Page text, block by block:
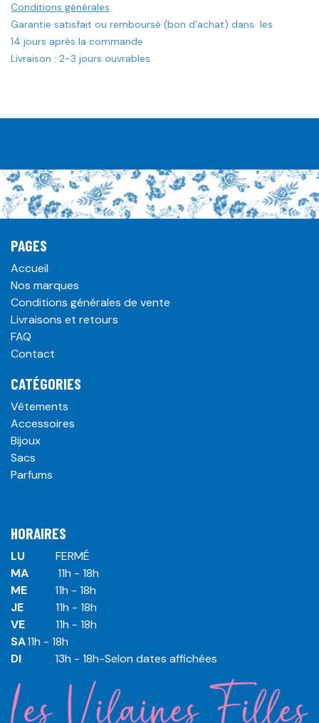
Conditions générales
Garantie satisfait ou remboursé (bon d'achat) dans les
14 jours après la commande
Livraison : 2-3 jours ouvrables
PAGES
Accueil
Nos marques
Conditions générales de vente
Livraisons et retours
FAQ
Contact
CATÉGORIES
Vêtements
Accessoires
Bijoux
Sacs
Parfums
HORAIRES
LU
​ ​FERMÉ
MA
​11h - 18h
ME
​11h - 18h
JE
​​11h - 18h
VE
​​​11h - 18h
SA​​​11h - 18h
DI
​​​ 13h - 18h-Selon dates affichées